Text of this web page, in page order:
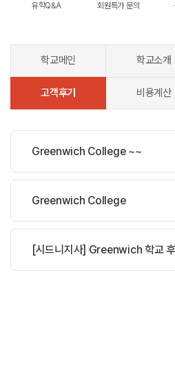
유학Q&A 회원특가 문의
학교메인 학교소개
고객후기 비용계산
Greenwich College ~~
시설도 잘 되어있고 기초부터 탄탄하게
Greenwich College
[시드니지사] Greenwich 학교 후